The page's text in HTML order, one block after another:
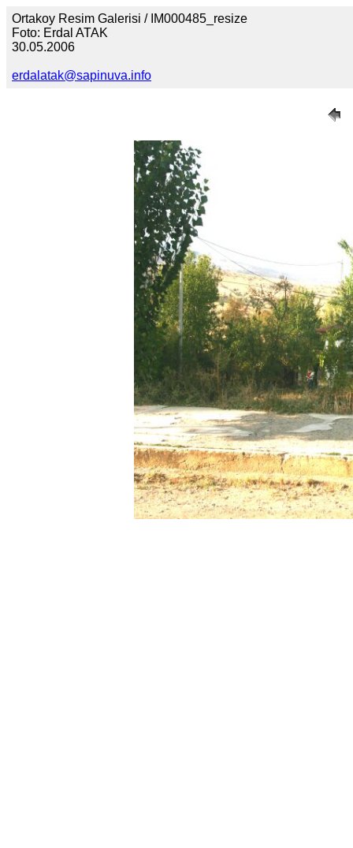
Ortakoy Resim Galerisi / IM000485_resize
Foto: Erdal ATAK
30.05.2006
erdalatak@sapinuva.info